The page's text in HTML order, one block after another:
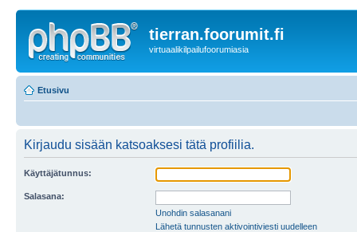
tierran.foorumit.fi
virtuaalikilpailufoorumiasia
Etusivu
Kirjaudu sisään katsoaksesi tätä profiilia.
Käyttäjätunnus:
Salasana:
Unohdin salasanani
Lähetä tunnusten aktivointiviesti uudelleen